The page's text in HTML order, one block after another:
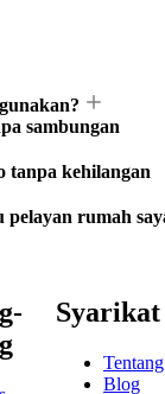
sambungan
tanpa kehilangan
pelayan rumah
Syarikat
Tentang
Blog